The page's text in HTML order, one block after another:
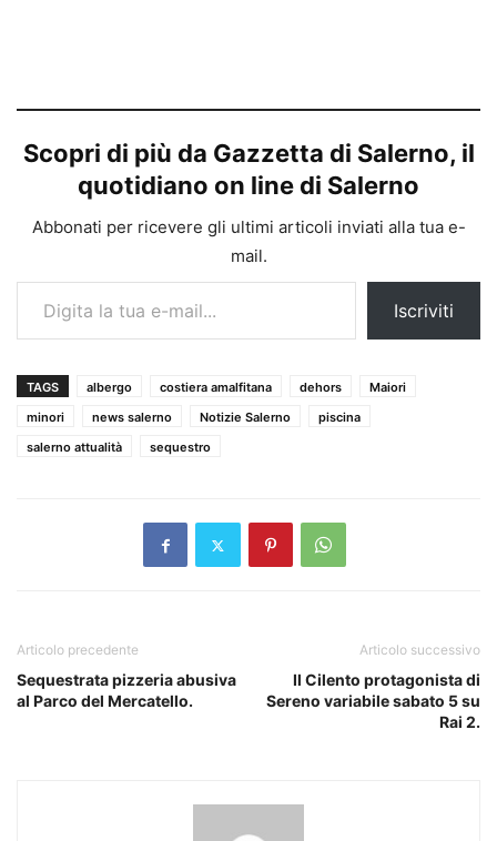
Scopri di più da Gazzetta di Salerno, il
quotidiano on line di Salerno
Abbonati per ricevere gli ultimi articoli inviati alla tua e-
mail.
Digita la tua e-mail...
Iscriviti
TAGS albergo costiera amalfitana dehors
Maiori
minori
news salerno Notizie Salerno
piscina
salerno attualità
sequestro
Articolo precedente
Sequestrata pizzeria abusiva
al Parco del Mercatello.
Articolo successivo
Il Cilento protagonista di
Sereno variabile sabato 5 su
Rai 2.